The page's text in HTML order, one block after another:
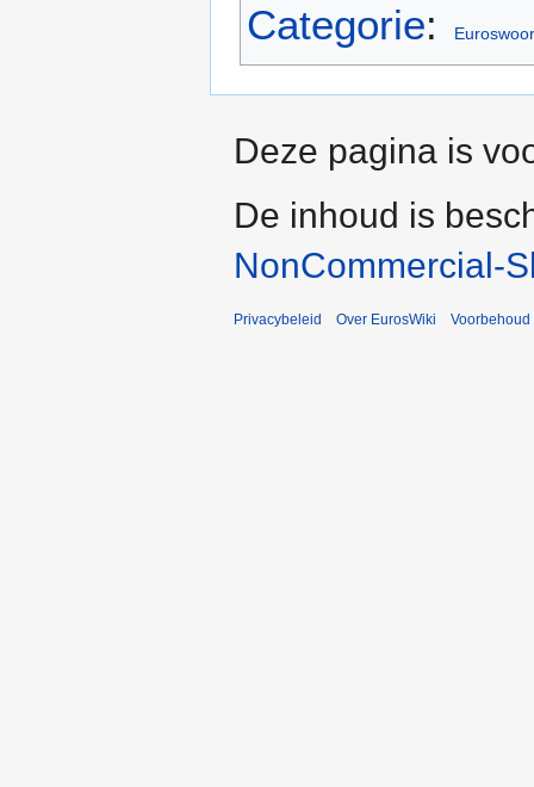
Categorie:
Deze pagina is
De inhoud is
NonCommercial-
Privacybeleid Over EurosWiki Voorbehoud